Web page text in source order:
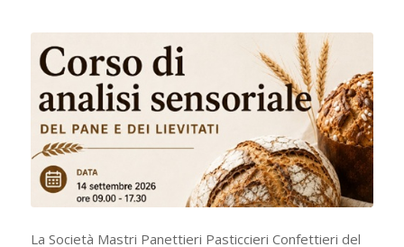
La Società Mastri Panettieri Pasticcieri Confettieri del